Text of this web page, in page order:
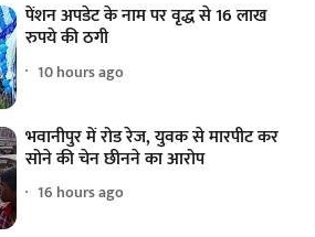
पेंशन अपडेट के नाम पर वृद्ध से 16 लाख
रुपये की ठगी
10 hours ago
भवानीपुर में रोड रेज, युवक से मारपीट कर
सोने की चेन छीनने का आरोप
16 hours ago